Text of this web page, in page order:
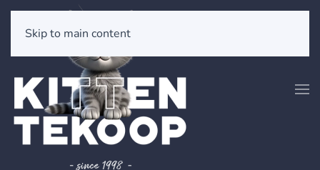
Skip to main content